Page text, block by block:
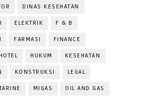
DINAS KESEHATAN
ELEKTRIK F & B
FARMASI FINANCE
HOTEL HUKUM KESEHATAN
KONSTRUKSI LEGAL
MIGAS OIL AND GAS